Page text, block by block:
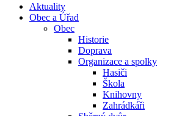
Aktuality
Obec a Úřad
Obec
Historie
Doprava
Organizace a spolky
Hasiči
Škola
Knihovny
Zahrádkáři